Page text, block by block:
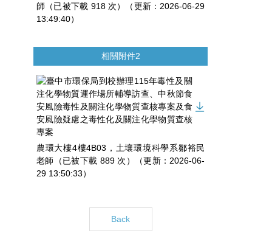
師（已被下載 918 次）（更新：2026-06-29
13:49:40）
相關附件2
農環大樓4樓4B03，土壤環境科學系鄒裕民
老師（已被下載 889 次）（更新：2026-06-
29 13:50:33）
Back